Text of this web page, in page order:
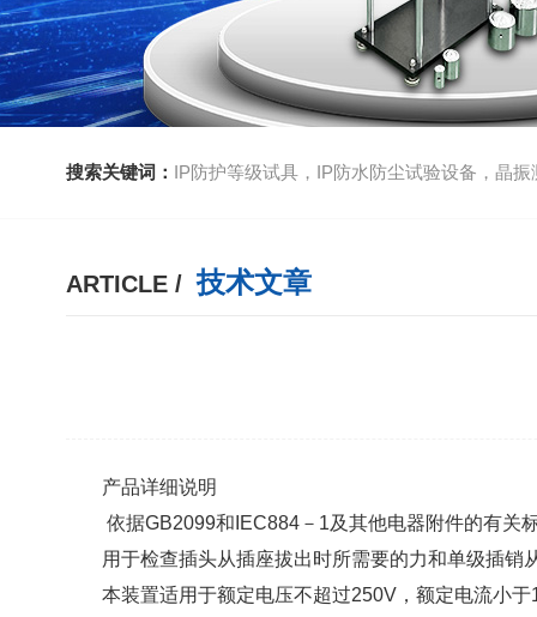
搜索关键词： IP防护等级试具，IP防水防尘试验设备，晶振
ARTICLE / 技术文章
产品详细说明
依据GB2099和IEC884－1及其他电器附件的有关
用于检查插头从插座拔出时所需要的力和单级插
本装置适用于额定电压不超过250V，额定电流小